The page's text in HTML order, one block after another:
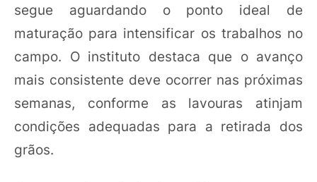
segue aguardando o ponto ideal de
maturação para intensificar os trabalhos no
campo. O instituto destaca que o avanço
mais consistente deve ocorrer nas próximas
semanas, conforme as lavouras atinjam
condições adequadas para a retirada dos
grãos.